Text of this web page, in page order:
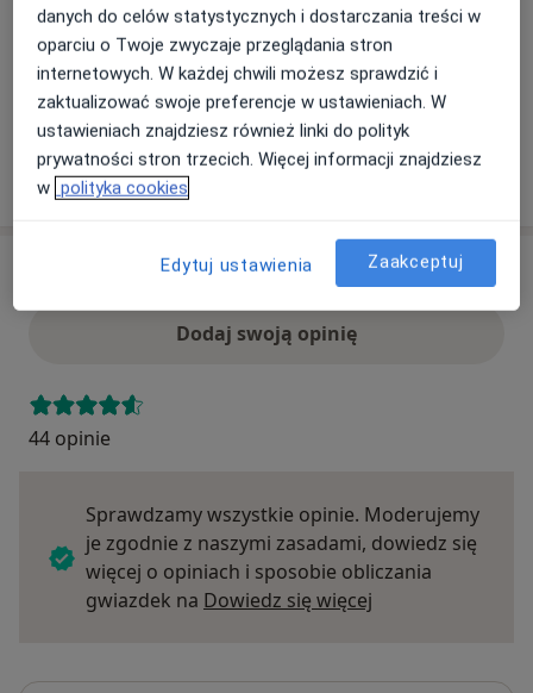
Ten specjalista przyjmuje wyłącznie pacjentów
prywatnych. Możesz opłacić wizytę samodzielnie lub
znaleźć innego specjalistę, który akceptuje Twoje
ubezpieczenie.
Szukaj specjalistów według ubezpieczenia
Dodaj swoją opinię
44 opinie
Sprawdzamy wszystkie opinie. Moderujemy
je zgodnie z naszymi zasadami, dowiedz się
więcej o opiniach i sposobie obliczania
gwiazdek na Dowiedz się więcej
danych do celów statystycznych i dostarczania treści w
oparciu o Twoje zwyczaje przeglądania stron
internetowych. W każdej chwili możesz sprawdzić i
zaktualizować swoje preferencje w ustawieniach. W
ustawieniach znajdziesz również linki do polityk
prywatności stron trzecich. Więcej informacji znajdziesz
w polityka cookies
Edytuj ustawienia Zaakceptuj